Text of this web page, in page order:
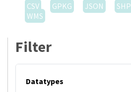
CSV
GPKG JSON SHP
WMS
Filter
Datatypes